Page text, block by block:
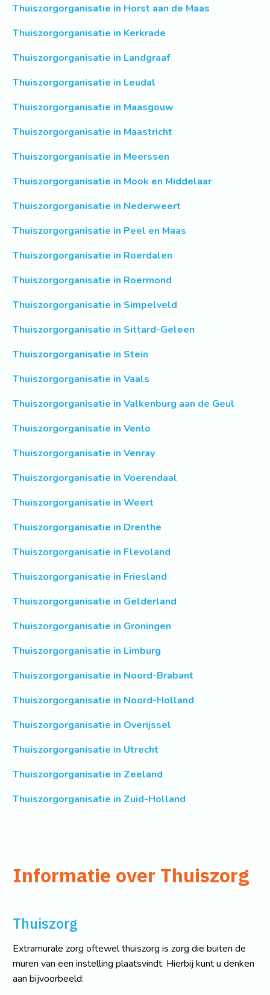
Thuiszorgorganisatie in Horst aan de Maas
Thuiszorgorganisatie in Kerkrade
Thuiszorgorganisatie in Landgraaf
Thuiszorgorganisatie in Leudal
Thuiszorgorganisatie in Maasgouw
Thuiszorgorganisatie in Maastricht
Thuiszorgorganisatie in Meerssen
Thuiszorgorganisatie in Mook en Middelaar
Thuiszorgorganisatie in Nederweert
Thuiszorgorganisatie in Peel en Maas
Thuiszorgorganisatie in Roerdalen
Thuiszorgorganisatie in Roermond
Thuiszorgorganisatie in Simpelveld
Thuiszorgorganisatie in Sittard-Geleen
Thuiszorgorganisatie in Stein
Thuiszorgorganisatie in Vaals
Thuiszorgorganisatie in Valkenburg aan de Geul
Thuiszorgorganisatie in Venlo
Thuiszorgorganisatie in Venray
Thuiszorgorganisatie in Voerendaal
Thuiszorgorganisatie in Weert
Thuiszorgorganisatie in Drenthe
Thuiszorgorganisatie in Flevoland
Thuiszorgorganisatie in Friesland
Thuiszorgorganisatie in Gelderland
Thuiszorgorganisatie in Groningen
Thuiszorgorganisatie in Limburg
Thuiszorgorganisatie in Noord-Brabant
Thuiszorgorganisatie in Noord-Holland
Thuiszorgorganisatie in Overijssel
Thuiszorgorganisatie in Utrecht
Thuiszorgorganisatie in Zeeland
Thuiszorgorganisatie in Zuid-Holland
Informatie over Thuiszorg
Thuiszorg
Extramurale zorg oftewel thuiszorg is zorg die buiten de
muren van een instelling plaatsvindt. Hierbij kunt u denken
aan bijvoorbeeld: